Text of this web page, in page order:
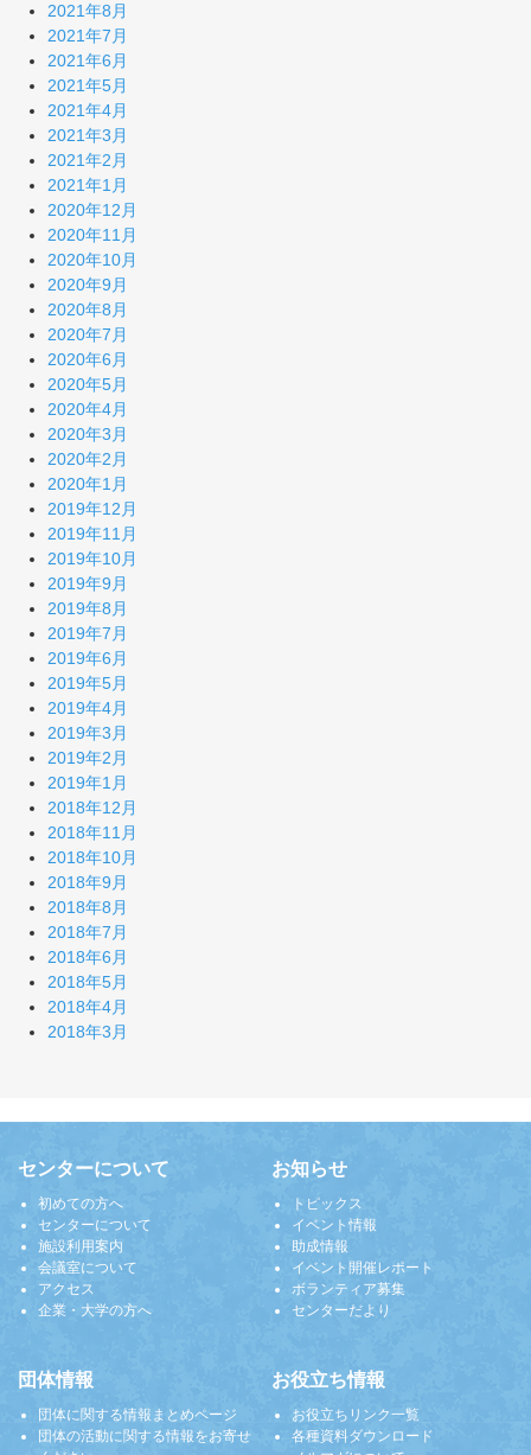
2021年8月
2021年7月
2021年6月
2021年5月
2021年4月
2021年3月
2021年2月
2021年1月
2020年12月
2020年11月
2020年10月
2020年9月
2020年8月
2020年7月
2020年6月
2020年5月
2020年4月
2020年3月
2020年2月
2020年1月
2019年12月
2019年11月
2019年10月
2019年9月
2019年8月
2019年7月
2019年6月
2019年5月
2019年4月
2019年3月
2019年2月
2019年1月
2018年12月
2018年11月
2018年10月
2018年9月
2018年8月
2018年7月
2018年6月
2018年5月
2018年4月
2018年3月
センターについて
初めての方へ
センターについて
施設利用案内
会議室について
アクセス
企業・大学の方へ
お知らせ
トピックス
イベント情報
助成情報
イベント開催レポート
ボランティア募集
センターだより
団体情報
団体に関する情報まとめページ
団体の活動に関する情報をお寄せ
お役立ち情報
お役立ちリンク一覧
各種資料ダウンロード